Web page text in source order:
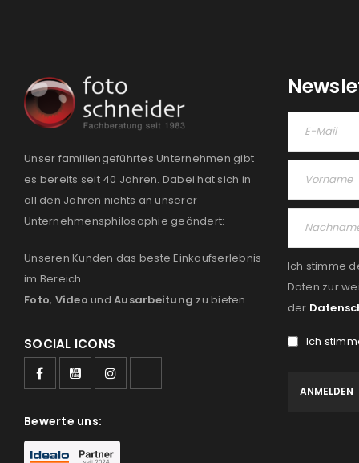
Unser familiengeführtes Unternehmen gibt
es bereits seit 40 Jahren. Dabei hat sich in
all den Jahren nichts an unserer
Unternehmensphilosophie geändert:
Unseren Kunden das beste Einkaufserlebnis
im Bereich
Foto, Video und Ausarbeitung zu bieten.
SOCIAL ICONS
Bewerte uns:
Ich stimme
Daten zur
der
Ich